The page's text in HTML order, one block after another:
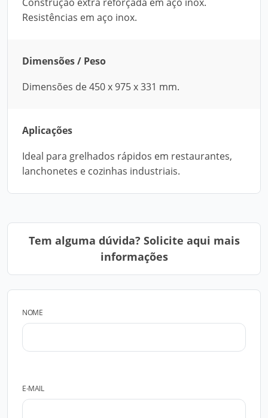
Resistências em aço inox.
Dimensões / Peso
Dimensões de 450 x 975 x 331 mm.
Aplicações
Ideal para grelhados rápidos em restaurantes,
lanchonetes e cozinhas industriais.
Tem alguma dúvida? Solicite aqui mais
informações
NOME
E-MAIL